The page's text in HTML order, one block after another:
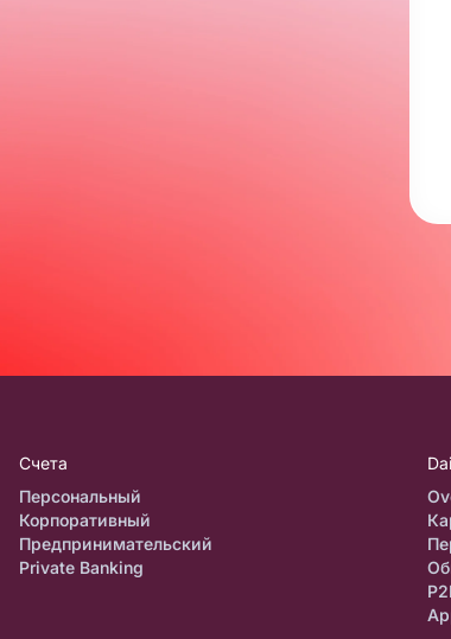
Счета
Персональный
Корпоративный
Предпринимательский
Private Banking